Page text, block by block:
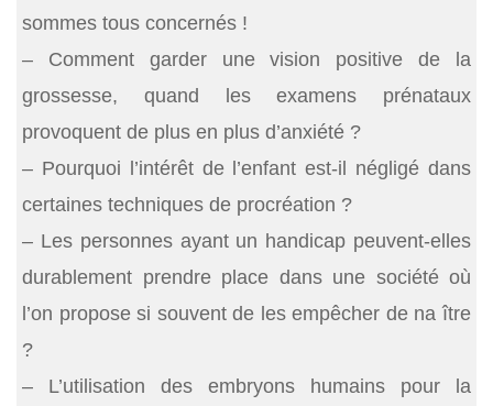
sommes tous concernés !
– Comment garder une vision positive de la
grossesse, quand les examens prénataux
provoquent de plus en plus d’anxiété ?
– Pourquoi l’intérêt de l’enfant est-il négligé dans
certaines techniques de procréation ?
– Les personnes ayant un handicap peuvent-elles
durablement prendre place dans une société où
l’on propose si souvent de les empêcher de na ître
?
– L’utilisation des embryons humains pour la